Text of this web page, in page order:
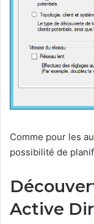
Comme pour les
possibilité de
Active